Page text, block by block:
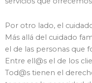
Por otro lado, el
Más allá del cuidado
el de las personas que
Entre ell@s el de los
Tod@s tienen el